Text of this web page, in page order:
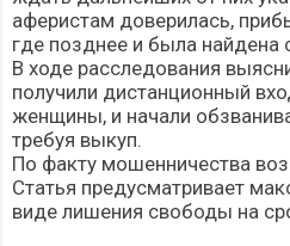
аферистам доверилась,
где позднее и была найдена
В ходе расследования
получили дистанционный
женщины, и начали
требуя выкуп.
По факту мошенничества
Статья предусматривает
виде лишения свободы на